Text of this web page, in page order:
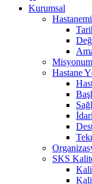
Kurumsal
Hastane
SKS